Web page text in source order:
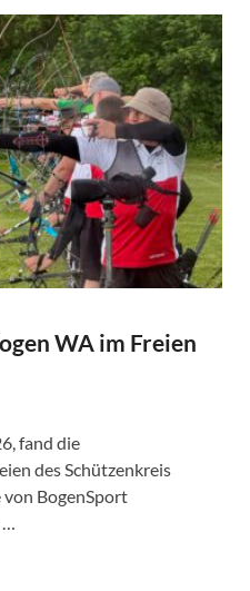
WA im Freien
fand die
des Schützenkreis
von BogenSport
…